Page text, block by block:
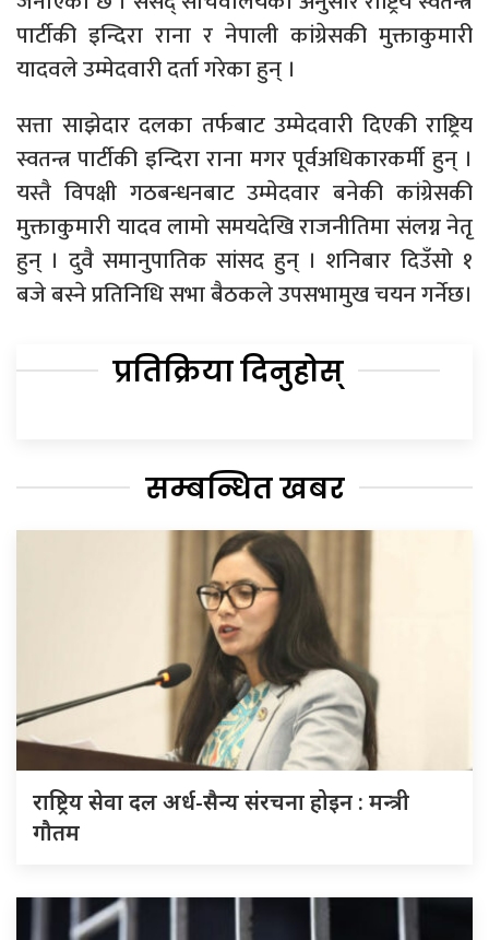
पार्टीकी इन्दिरा राना र नेपाली कांग्रेसकी मुक्ताकुमारी
यादवले उम्मेदवारी दर्ता गरेका हुन् ।
सत्ता साझेदार दलका तर्फबाट उम्मेदवारी दिएकी राष्ट्रिय
स्वतन्त्र पार्टीकी इन्दिरा राना मगर पूर्वअधिकारकर्मी हुन् ।
यस्तै विपक्षी गठबन्धनबाट उम्मेदवार बनेकी कांग्रेसकी
मुक्ताकुमारी यादव लामो समयदेखि राजनीतिमा संलग्न नेतृ
हुन् । दुवै समानुपातिक सांसद हुन् । शनिबार दिउँसो १
बजे बस्ने प्रतिनिधि सभा बैठकले उपसभामुख चयन गर्नेछ।
प्रतिक्रिया दिनुहोस्
सम्बन्धित खबर
राष्ट्रिय सेवा दल अर्ध-सैन्य संरचना होइन : मन्त्री
गौतम